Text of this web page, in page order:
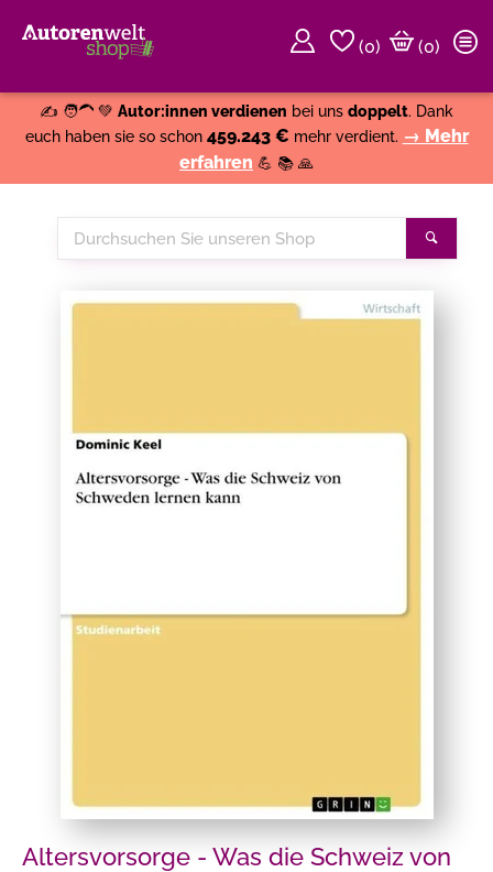
(0)
(0)
✍️ 🧑‍🦱 💚 Autor:innen verdienen bei uns doppelt. Dank
euch haben sie so schon 459.243 € mehr verdient. → Mehr
erfahren 💪 📚 🙏
Durchsuchen
Sie
Shop
Altersvorsorge - Was die Schweiz von